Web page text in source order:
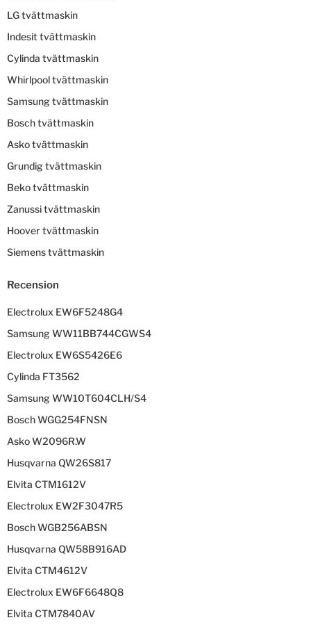
LG tvättmaskin
Indesit tvättmaskin
Cylinda tvättmaskin
Whirlpool tvättmaskin
Samsung tvättmaskin
Bosch tvättmaskin
Asko tvättmaskin
Grundig tvättmaskin
Beko tvättmaskin
Zanussi tvättmaskin
Hoover tvättmaskin
Siemens tvättmaskin
Recension
Electrolux EW6F5248G4
Samsung WW11BB744CGWS4
Electrolux EW6S5426E6
Cylinda FT3562
Samsung WW10T604CLH/S4
Bosch WGG254FNSN
Asko W2096R.W
Husqvarna QW26S817
Elvita CTM1612V
Electrolux EW2F3047R5
Bosch WGB256ABSN
Husqvarna QW58B916AD
Elvita CTM4612V
Electrolux EW6F6648Q8
Elvita CTM7840AV